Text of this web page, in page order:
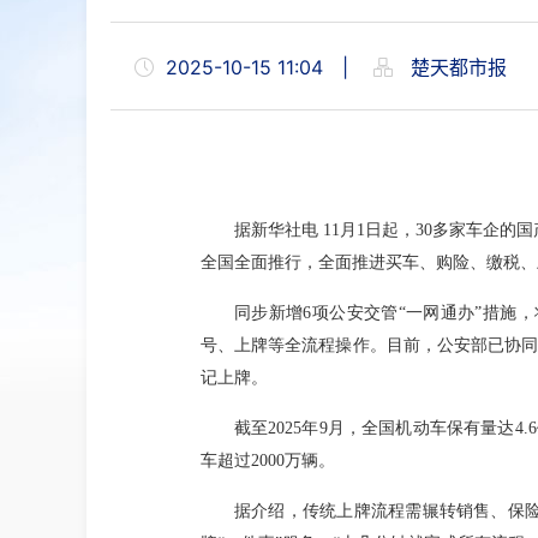
2025-10-15 11:04 楚天都市报
据新华社电 11月1日起，30多家车企的
全国全面推行，全面推进买车、购险、缴税
同步新增6项公安交管“一网通办”措施
号、上牌等全流程操作。目前，公安部已协
记上牌。
截至2025年9月，全国机动车保有量达
车超过2000万辆。
据介绍，传统上牌流程需辗转销售、保